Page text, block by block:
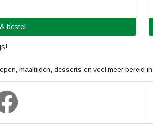
bestel
maaltijden, desserts en veel meer bereid